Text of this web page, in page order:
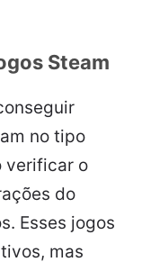
Steam
no tipo
verificar o
do
Esses jogos
mas